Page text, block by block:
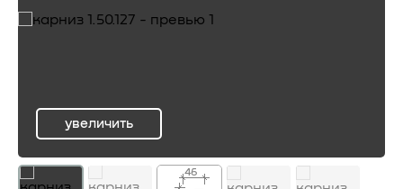
ru
увеличить
46